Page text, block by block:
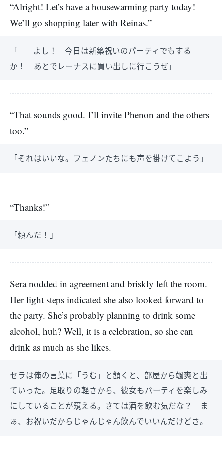
“Alright! Let’s have a housewarming party today!
We’ll go shopping later with Reinas.”
「――よし！ 今日は新築祝いのパーティでもする
か！ あとでレーナスに買い出しに行こうぜ」
“That sounds good. I’ll invite Phenon and the others
too.”
「それはいいな。フェノンたちにも声を掛けてこよう」
“Thanks!”
「頼んだ！」
Sera nodded in agreement and briskly left the room.
Her light steps indicated she also looked forward to
the party. She’s probably planning to drink some
alcohol, huh? Well, it is a celebration, so she can
drink as much as she likes.
セラは俺の言葉に「うむ」と頷くと、部屋から颯爽と出
ていった。足取りの軽さから、彼女もパーティを楽しみ
にしていることが窺える。さては酒を飲む気だな？ ま
ぁ、お祝いだからじゃんじゃん飲んでいいんだけどさ。